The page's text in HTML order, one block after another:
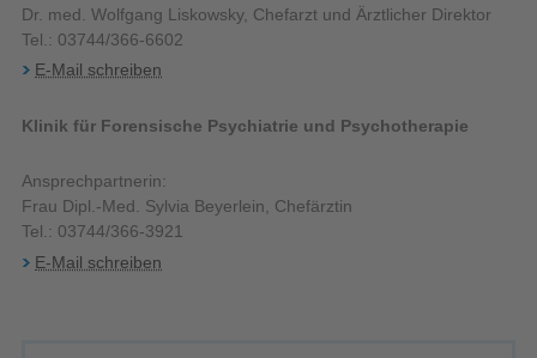
Dr. med. Wolfgang Liskowsky, Chefarzt und Ärztlicher Direktor
Tel.: 03744/366-6602
E-Mail schreiben
Klinik für Forensische Psychiatrie und Psychotherapie
Ansprechpartnerin:
Frau Dipl.-Med. Sylvia Beyerlein, Chefärztin
Tel.: 03744/366-3921
E-Mail schreiben